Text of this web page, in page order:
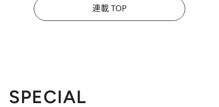
連載 TOP
SPECIAL